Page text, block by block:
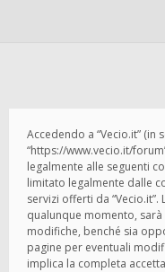
Accedendo a “Vecio.it” (in
“https://www.vecio.it/
legalmente alle seguenti
limitato legalmente dalle
servizi offerti da
qualunque momento,
modifiche, benché sia
pagine per eventuali
implica la completa